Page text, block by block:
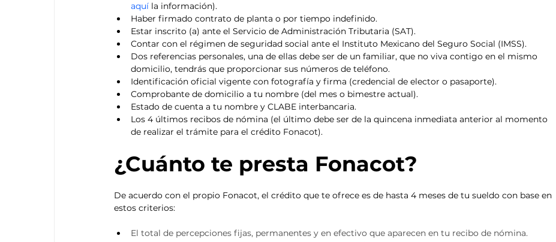
aquí la información).
Haber firmado contrato de planta o por tiempo indefinido.
Estar inscrito (a) ante el Servicio de Administración Tributaria (SAT).
Contar con el régimen de seguridad social ante el Instituto Mexicano del Seguro Social (IMSS).
Dos referencias personales, una de ellas debe ser de un familiar, que no viva contigo en el mismo
domicilio, tendrás que proporcionar sus números de teléfono.
Identificación oficial vigente con fotografía y firma (credencial de elector o pasaporte).
Comprobante de domicilio a tu nombre (del mes o bimestre actual).
Estado de cuenta a tu nombre y CLABE interbancaria.
Los 4 últimos recibos de nómina (el último debe ser de la quincena inmediata anterior al momento
de realizar el trámite para el crédito Fonacot).
¿Cuánto te presta Fonacot?
De acuerdo con el propio Fonacot, el crédito que te ofrece es de hasta 4 meses de tu sueldo con base en
estos criterios:
El total de percepciones fijas, permanentes y en efectivo que aparecen en tu recibo de nómina.